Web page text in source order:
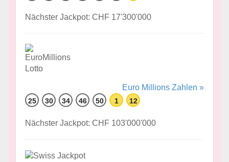
Nächster Jackpot: CHF 17'300'000
Euro Millions Zahlen »
25 30 34 46 50 1 12
Nächster Jackpot: CHF 103'000'000